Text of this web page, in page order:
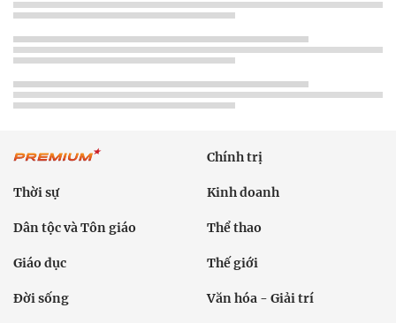
Chính trị
Thời sự Kinh doanh
Dân tộc và Tôn giáo Thể thao
Giáo dục Thế giới
Đời sống Văn hóa - Giải trí